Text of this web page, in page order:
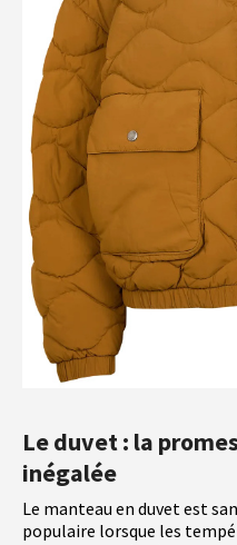
Le duvet : la
inégalée
Le manteau en duvet est
populaire lorsque les